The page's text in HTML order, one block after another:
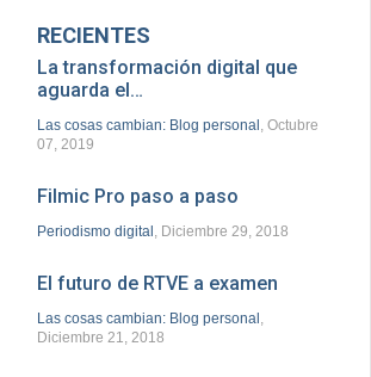
RECIENTES
La transformación digital que
aguarda el…
Las cosas cambian: Blog personal , Octubre
07, 2019
Filmic Pro paso a paso
Periodismo digital , Diciembre 29, 2018
El futuro de RTVE a examen
Las cosas cambian: Blog personal ,
Diciembre 21, 2018